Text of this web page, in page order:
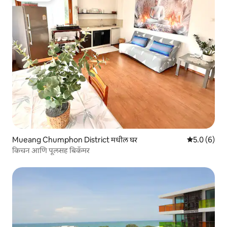
Mueang Chumphon District मधील घर 5 पैकी 5.0
5.0 (6)
किचन आणि पूलसह बिकॅमर